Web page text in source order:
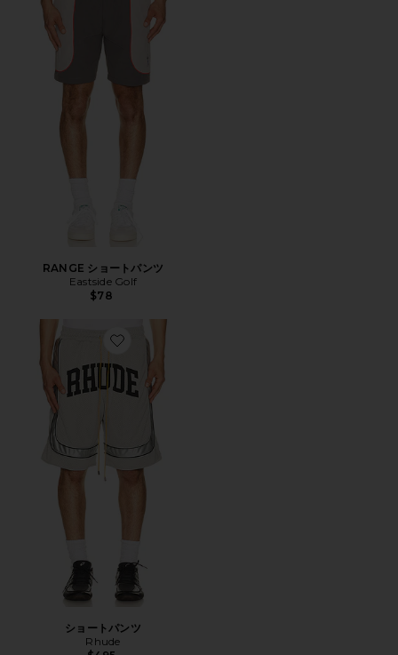
RANGE ショートパンツ
Eastside Golf
$78
Favorite ショートパンツ
ショートパンツ
Rhude